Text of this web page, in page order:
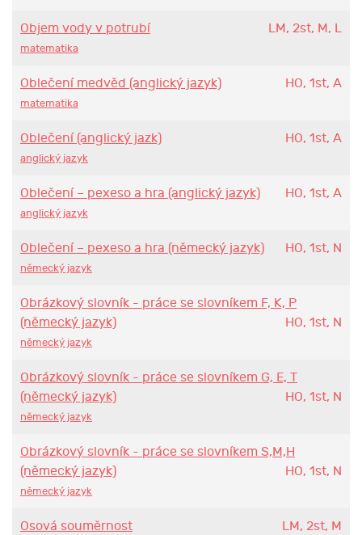
Objem vody v potrubí LM, 2st, M, L
matematika
Oblečení medvěd (anglický jazyk) HO, 1st, A
matematika
Oblečení (anglický jazk) HO, 1st, A
anglický jazyk
Oblečení – pexeso a hra (anglický jazyk) HO, 1st, A
anglický jazyk
Oblečení – pexeso a hra (německý jazyk) HO, 1st, N
německý jazyk
Obrázkový slovník - práce se slovníkem F, K, P
(německý jazyk)
HO, 1st, N
německý jazyk
Obrázkový slovník - práce se slovníkem G, E, T
(německý jazyk)
HO, 1st, N
německý jazyk
Obrázkový slovník - práce se slovníkem S,M,H
(německý jazyk)
HO, 1st, N
německý jazyk
Osová souměrnost LM, 2st, M